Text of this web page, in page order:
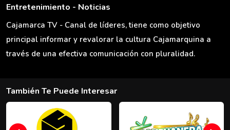
Entretenimiento - Noticias
Cajamarca TV - Canal de líderes, tiene como objetivo
principal informar y revalorar la cultura Cajamarquina a
través de una efectiva comunicación con pluralidad.
También Te Puede Interesar